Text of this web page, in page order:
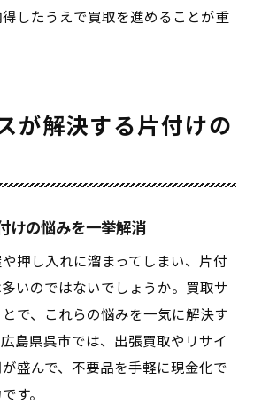
したうえで買取を進めることが重
が解決する片付けの
けの悩みを一挙解消
押し入れに溜まってしまい、片付
いのではないでしょうか。買取サ
で、これらの悩みを一気に解決す
島県呉市では、出張買取やリサイ
盛んで、不要品を手軽に現金化で
す。